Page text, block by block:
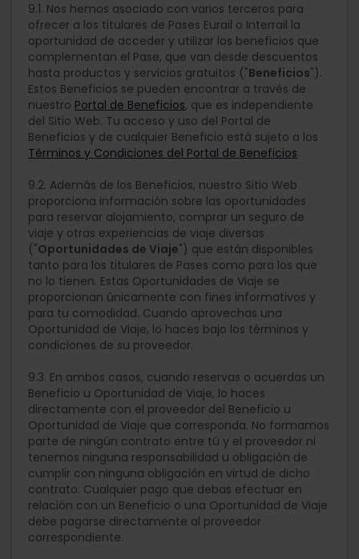
9.1. Nos hemos asociado con varios terceros para
ofrecer a los titulares de Pases Eurail o Interrail la
oportunidad de acceder y utilizar los beneficios que
complementan el Pase, que van desde descuentos
hasta productos y servicios gratuitos ("Beneficios").
Estos Beneficios se pueden encontrar a través de
nuestro Portal de Beneficios, que es independiente
del Sitio Web. Tu acceso y uso del Portal de
Beneficios y de cualquier Beneficio está sujeto a los
Términos y Condiciones del Portal de Beneficios.
9.2. Además de los Beneficios, nuestro Sitio Web
proporciona información sobre las oportunidades
para reservar alojamiento, comprar un seguro de
viaje y otras experiencias de viaje diversas
("Oportunidades de Viaje") que están disponibles
tanto para los titulares de Pases como para los que
no lo tienen. Estas Oportunidades de Viaje se
proporcionan únicamente con fines informativos y
para tu comodidad. Cuando aprovechas una
Oportunidad de Viaje, lo haces bajo los términos y
condiciones de su proveedor.
9.3. En ambos casos, cuando reservas o acuerdas un
Beneficio u Oportunidad de Viaje, lo haces
directamente con el proveedor del Beneficio u
Oportunidad de Viaje que corresponda. No formamos
parte de ningún contrato entre tú y el proveedor ni
tenemos ninguna responsabilidad u obligación de
cumplir con ninguna obligación en virtud de dicho
contrato. Cualquier pago que debas efectuar en
relación con un Beneficio o una Oportunidad de Viaje
debe pagarse directamente al proveedor
correspondiente.